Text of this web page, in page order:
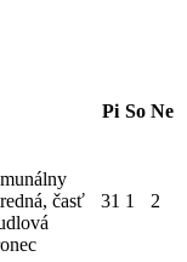
Pi So Ne
časť
31 1 2